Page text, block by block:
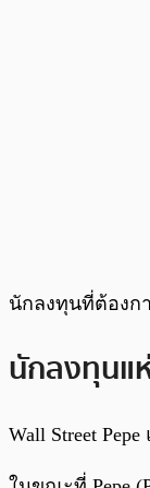
นักลงทุนที่ต้องกา
นักลงทุนแ
Wall Street